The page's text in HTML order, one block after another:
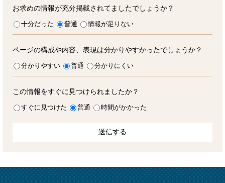
お求めの情報が充分掲載されてましたでしょうか？
十分だった 普通 情報が足りない
ページの構成や内容、表現は分かりやすかったでしょうか？
分かりやすい 普通 分かりにくい
この情報をすぐに見つけられましたか？
すぐに見つけた 普通 時間がかかった